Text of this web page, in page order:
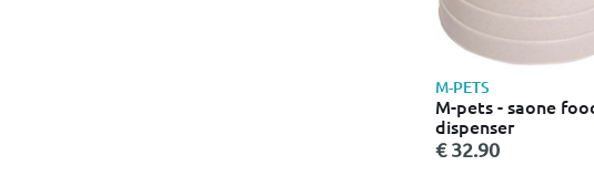
M-PETS
M-pets - saone
dispenser
€ 32.90